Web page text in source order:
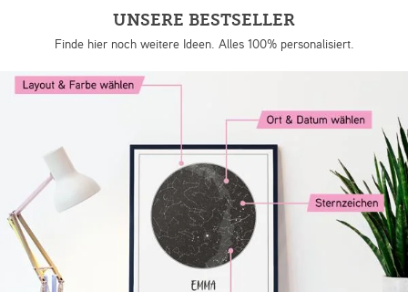
UNSERE BESTSELLER
Finde hier noch weitere Ideen. Alles 100% personalisiert.